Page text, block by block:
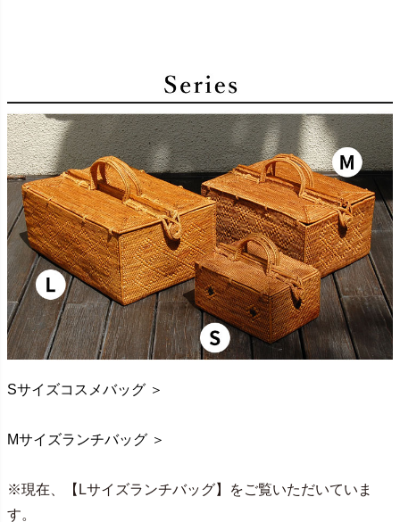
Sサイズコスメバッグ ＞
Mサイズランチバッグ ＞
※現在、【Lサイズランチバッグ】をご覧いただいていま
す。